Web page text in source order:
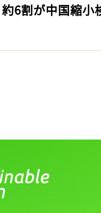
6割が中国縮小